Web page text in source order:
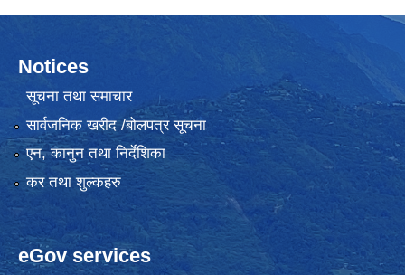
Notices
सूचना तथा समाचार
सार्वजनिक खरीद /बोलपत्र सूचना
एन, कानुन तथा निर्देशिका
कर तथा शुल्कहरु
eGov services